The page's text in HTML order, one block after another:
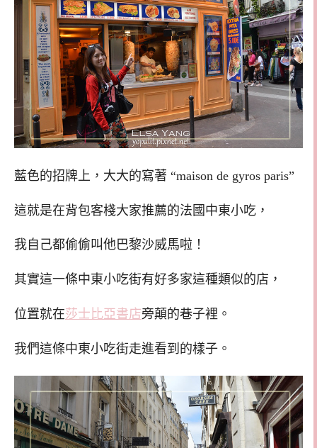
藍色的招牌上，大大的寫著 “maison de gyros paris”
這就是在背包客棧大家推薦的法國中東小吃，
我自己都偷偷叫他巴黎沙威馬啦！
其實這一條中東小吃街有好多家這種類似的店，
位置就在莎士比亞書店旁顛的巷子裡。
我們這條中東小吃街走進看到的樣子。